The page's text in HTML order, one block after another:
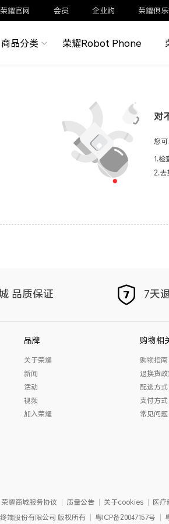
荣耀官网 会员 企业购 荣耀俱
商品分类 荣耀Robot Phone
对
您
1.检
2.去
品质保证 7天
品牌
关于荣耀
新闻
活动
视频
加入荣耀
购物相
购物指南
退换货
配送方式
支付方式
常见问题
荣耀商城服务协议 质量公告 关于cookies
医疗
端股份有限公司 版权所有 粤ICP备20047157号